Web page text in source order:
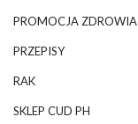
PROMOCJA ZDROWIA
PRZEPISY
RAK
SKLEP CUD PH